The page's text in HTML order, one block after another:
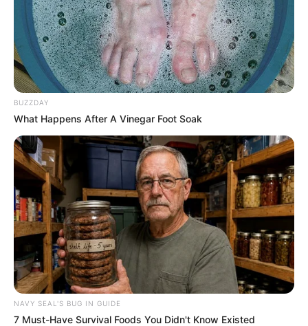
BUZZDAY
What Happens After A Vinegar Foot Soak
NAVY SEAL'S BUG IN GUIDE
7 Must-Have Survival Foods You Didn't Know Existed